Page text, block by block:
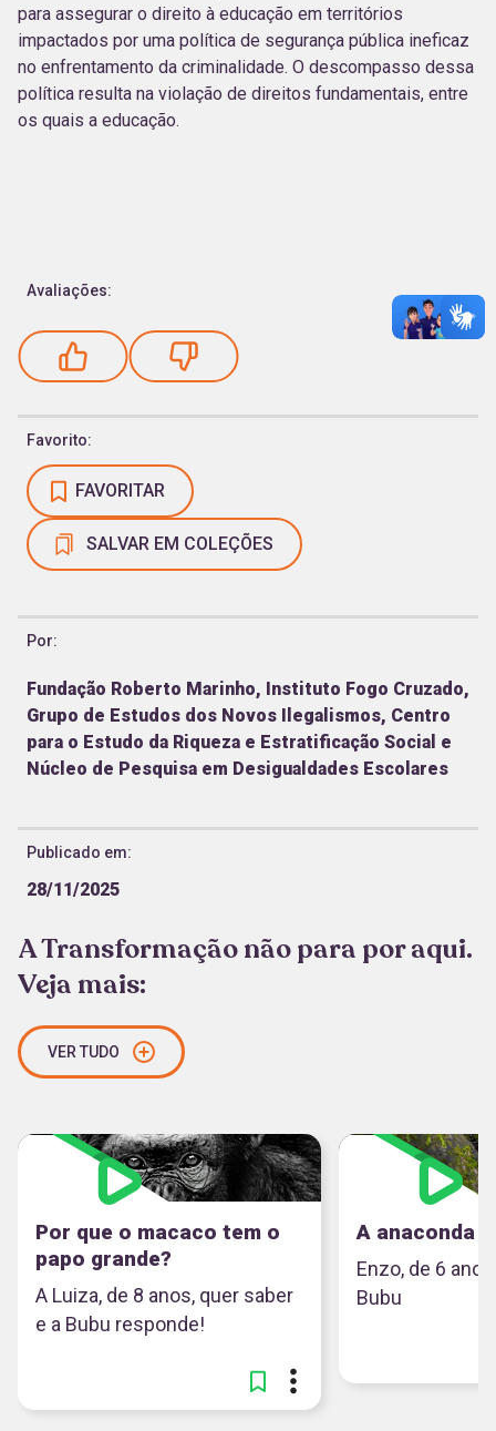
para assegurar o direito à educação em territórios
impactados por uma política de segurança pública ineficaz
no enfrentamento da criminalidade. O descompasso dessa
política resulta na violação de direitos fundamentais, entre
os quais a educação.
Avaliações:
Favorito:
FAVORITAR
SALVAR EM COLEÇÕES
Por:
Fundação Roberto Marinho, Instituto Fogo Cruzado,
Grupo de Estudos dos Novos Ilegalismos, Centro
para o Estudo da Riqueza e Estratificação Social e
Núcleo de Pesquisa em Desigualdades Escolares
Publicado em:
28/11/2025
A Transformação não para por aqui.
Veja mais:
VER TUDO
Por que o macaco tem o
papo grande?
A Luiza, de 8 anos, quer saber
e a Bubu responde!
A anaconda
Enzo, de 6
Bubu